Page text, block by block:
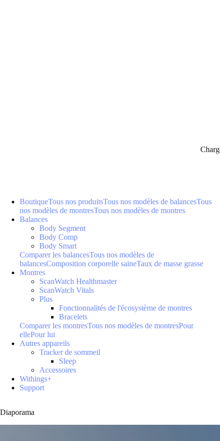
BoutiqueTous nos produitsTous nos modèles de balancesTous
nos modèles de montresTous nos modèles de montres
Balances
Body Segment
Body Comp
Body Smart
Comparer les balancesTous nos modèles de
balancesComposition corporelle saineTaux de masse grasse
Montres
ScanWatch Healthmaster
ScanWatch Vitals
Plus
Fonctionnalités de l'écosystème de montres
Bracelets
Comparer les montresTous nos modèles de montresPour
ellePour lui
Autres appareils
Tracker de sommeil
Sleep
Accessoires
Withings+
Support
Diaporama